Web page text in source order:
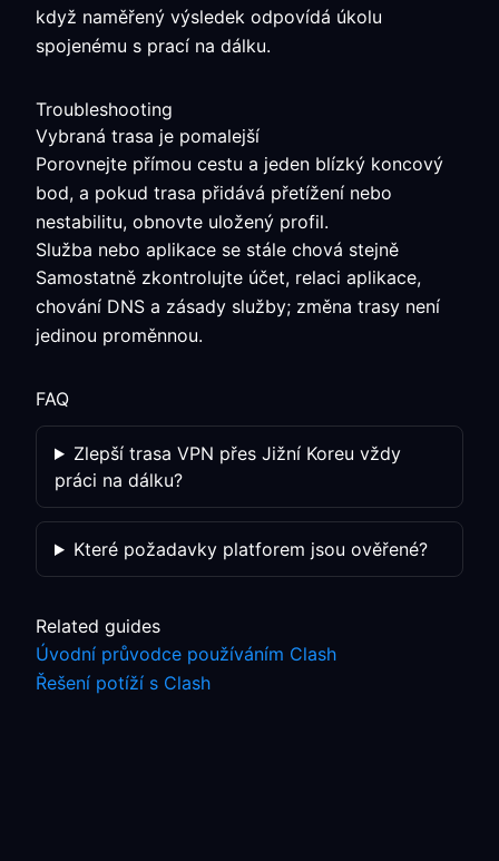
když naměřený výsledek odpovídá úkolu
spojenému s prací na dálku.
Troubleshooting
Vybraná trasa je pomalejší
Porovnejte přímou cestu a jeden blízký koncový
bod, a pokud trasa přidává přetížení nebo
nestabilitu, obnovte uložený profil.
Služba nebo aplikace se stále chová stejně
Samostatně zkontrolujte účet, relaci aplikace,
chování DNS a zásady služby; změna trasy není
jedinou proměnnou.
FAQ
Zlepší trasa VPN přes Jižní Koreu vždy
práci na dálku?
Které požadavky platforem jsou ověřené?
Related guides
Úvodní průvodce používáním Clash
Řešení potíží s Clash